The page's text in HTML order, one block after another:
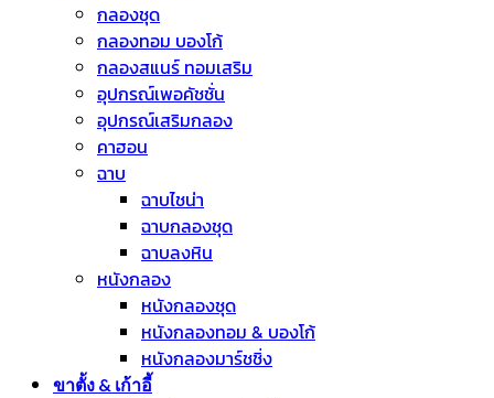
กลองชุด
กลองทอม บองโก้
กลองสแนร์ ทอมเสริม
อุปกรณ์เพอคัชชั่น
อุปกรณ์เสริมกลอง
คาฮอน
ฉาบ
ฉาบไชน่า
ฉาบกลองชุด
ฉาบลงหิน
หนังกลอง
หนังกลองชุด
หนังกลองทอม & บองโก้
หนังกลองมาร์ชชิ่ง
ขาตั้ง & เก้าอี้